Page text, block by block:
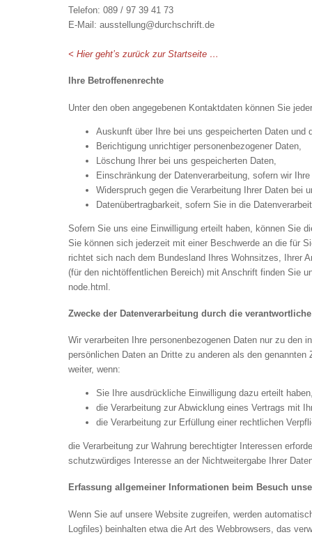
Telefon: 089 / 97 39 41 73
E-Mail: ausstellung@durchschrift.de
< Hier geht’s zurück zur Startseite …
Ihre Betroffenenrechte
Unter den oben angegebenen Kontaktdaten können Sie
Auskunft über Ihre bei uns gespeicherten Daten und
Berichtigung unrichtiger personenbezogener Daten,
Löschung Ihrer bei uns gespeicherten Daten,
Einschränkung der Datenverarbeitung, sofern wir
Widerspruch gegen die Verarbeitung Ihrer Daten bei
Datenübertragbarkeit, sofern Sie in die
Sofern Sie uns eine Einwilligung erteilt haben, können Sie
Sie können sich jederzeit mit einer Beschwerde an die für
richtet sich nach dem Bundesland Ihres Wohnsitzes, Ihrer
(für den nichtöffentlichen Bereich) mit Anschrift finden Sie
node.html
Zwecke der Datenverarbeitung durch die
Wir verarbeiten Ihre personenbezogenen Daten nur zu den
persönlichen Daten an Dritte zu anderen als den
weiter, wenn:
Sie Ihre ausdrückliche Einwilligung dazu erteilt
die Verarbeitung zur Abwicklung eines Vertrags mit
die Verarbeitung zur Erfüllung einer rechtlichen
die Verarbeitung zur Wahrung berechtigter Interessen
schutzwürdiges Interesse an der Nichtweitergabe Ihrer
Erfassung allgemeiner Informationen beim Besuch
Wenn Sie auf unsere Website zugreifen, werden
Logfiles) beinhalten etwa die Art des Webbrowsers, das